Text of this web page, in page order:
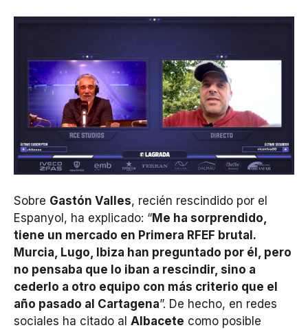
Sobre Gastón Valles, recién rescindido por el
Espanyol, ha explicado: “Me ha sorprendido,
tiene un mercado en Primera RFEF brutal.
Murcia, Lugo, Ibiza han preguntado por él, pero
no pensaba que lo iban a rescindir, sino a
cederlo a otro equipo con más criterio que el
año pasado al Cartagena”. De hecho, en redes
sociales ha citado al Albacete como posible